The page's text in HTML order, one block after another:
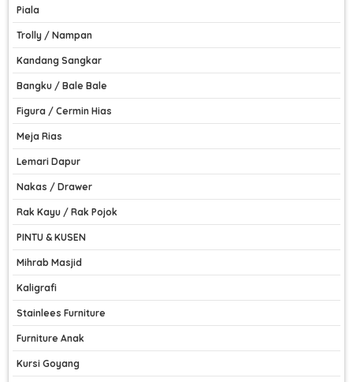
Piala
Trolly / Nampan
Kandang Sangkar
Bangku / Bale Bale
Figura / Cermin Hias
Meja Rias
Lemari Dapur
Nakas / Drawer
Rak Kayu / Rak Pojok
PINTU & KUSEN
Mihrab Masjid
Kaligrafi
Stainlees Furniture
Furniture Anak
Kursi Goyang